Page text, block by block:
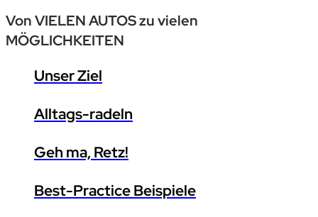
Von VIELENAUTOSzu vielen
MÖGLICHKEITEN
Unser Ziel
Alltags-radeln
Geh ma, Retz!
Best-Practice Beispiele